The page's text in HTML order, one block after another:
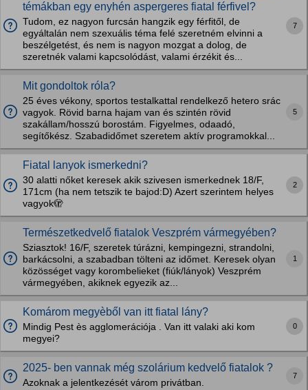
témákban egy enyhén aspergeres fiatal férfivel?
Tudom, ez nagyon furcsán hangzik egy férfitől, de
egyáltalán nem szexuális téma felé szeretném elvinni a
beszélgetést, és nem is nagyon mozgat a dolog, de
szeretnék valami kapcsolódást, valami érzékit és...
7
Mit gondoltok róla?
25 éves vékony, sportos testalkattal rendelkező hetero srác
vagyok. Rövid barna hajam van és szintén rövid
szakállam/hosszú borostám. Figyelmes, odaadó,
segítőkész. Szabadidőmet szeretem aktív programokkal...
5
Fiatal lanyok ismerkedni?
30 alatti nőket keresek akik szivesen ismerkednek 18/F,
171cm (ha nem tetszik te bajod:D) Azert szerintem helyes
vagyok🫣
2
Természetkedvelő fiatalok Veszprém vármegyében?
Sziasztok! 16/F, szeretek túrázni, kempingezni, strandolni,
barkácsolni, a szabadban tölteni az időmet. Keresek olyan
közösséget vagy korombelieket (fiúk/lányok) Veszprém
vármegyében, akiknek egyezik az...
1
Komárom megyèből van itt fiatal lány?
Mindig Pest ès agglomerációja . Van itt valaki aki kom
megyei?
0
2025- ben vannak még szolárium kedvelő fiatalok ?
Azoknak a jelentkezését várom privátban.
7